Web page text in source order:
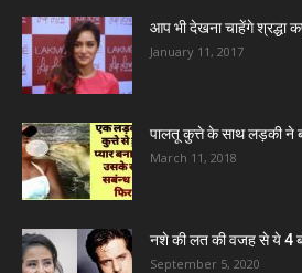
आप भी देखना चाहेंगे श्रद्धा
January 11, 2017
पालतू कुत्ते के साथ लड़की ने
March 11, 2018
नशे की लत की वजह से ये 4
September 5, 2020